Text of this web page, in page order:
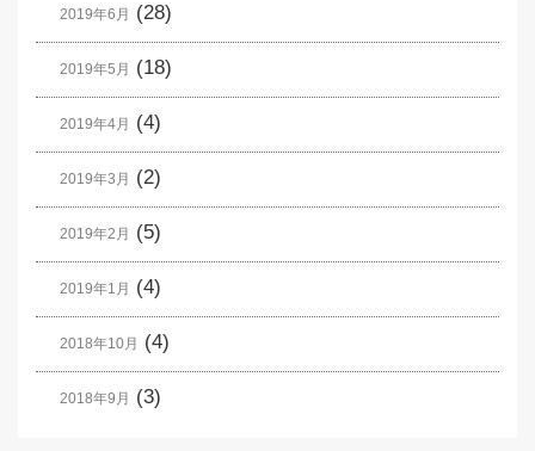
2019年6月 (28)
2019年5月 (18)
2019年4月 (4)
2019年3月 (2)
2019年2月 (5)
2019年1月 (4)
2018年10月 (4)
2018年9月 (3)